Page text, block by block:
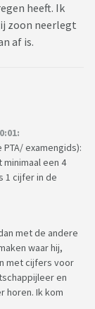
heeft. Ik
zoon neerlegt
af is.
examengids):
een 4
1 cijfer in de
met de andere
waar hij,
met cijfers voor
en
horen. Ik kom